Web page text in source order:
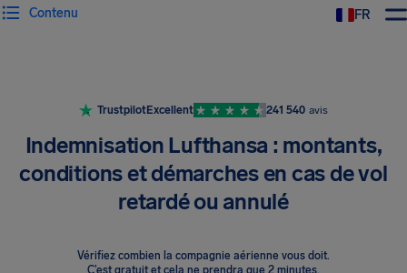
FR
Contenu
TrustpilotExcellent 241 540 avis
Indemnisation Lufthansa : montants,
conditions et démarches en cas de vol
retardé ou annulé
Vérifiez combien la compagnie aérienne vous doit.
C’est gratuit et cela ne prendra que 2 minutes.